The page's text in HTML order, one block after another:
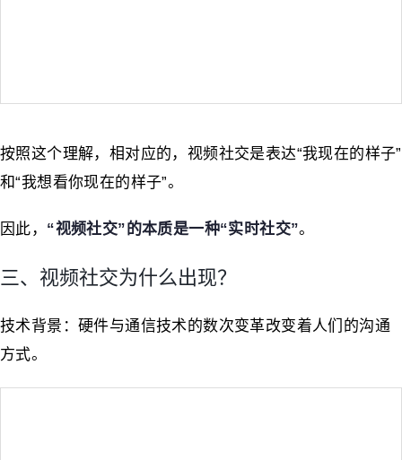
按照这个理解，相对应的，视频社交是表达“我现在的样子”
和“我想看你现在的样子”。
因此， “视频社交”的本质是一种“实时社交”。
三、视频社交为什么出现？
技术背景：硬件与通信技术的数次变革改变着人们的沟通
方式。